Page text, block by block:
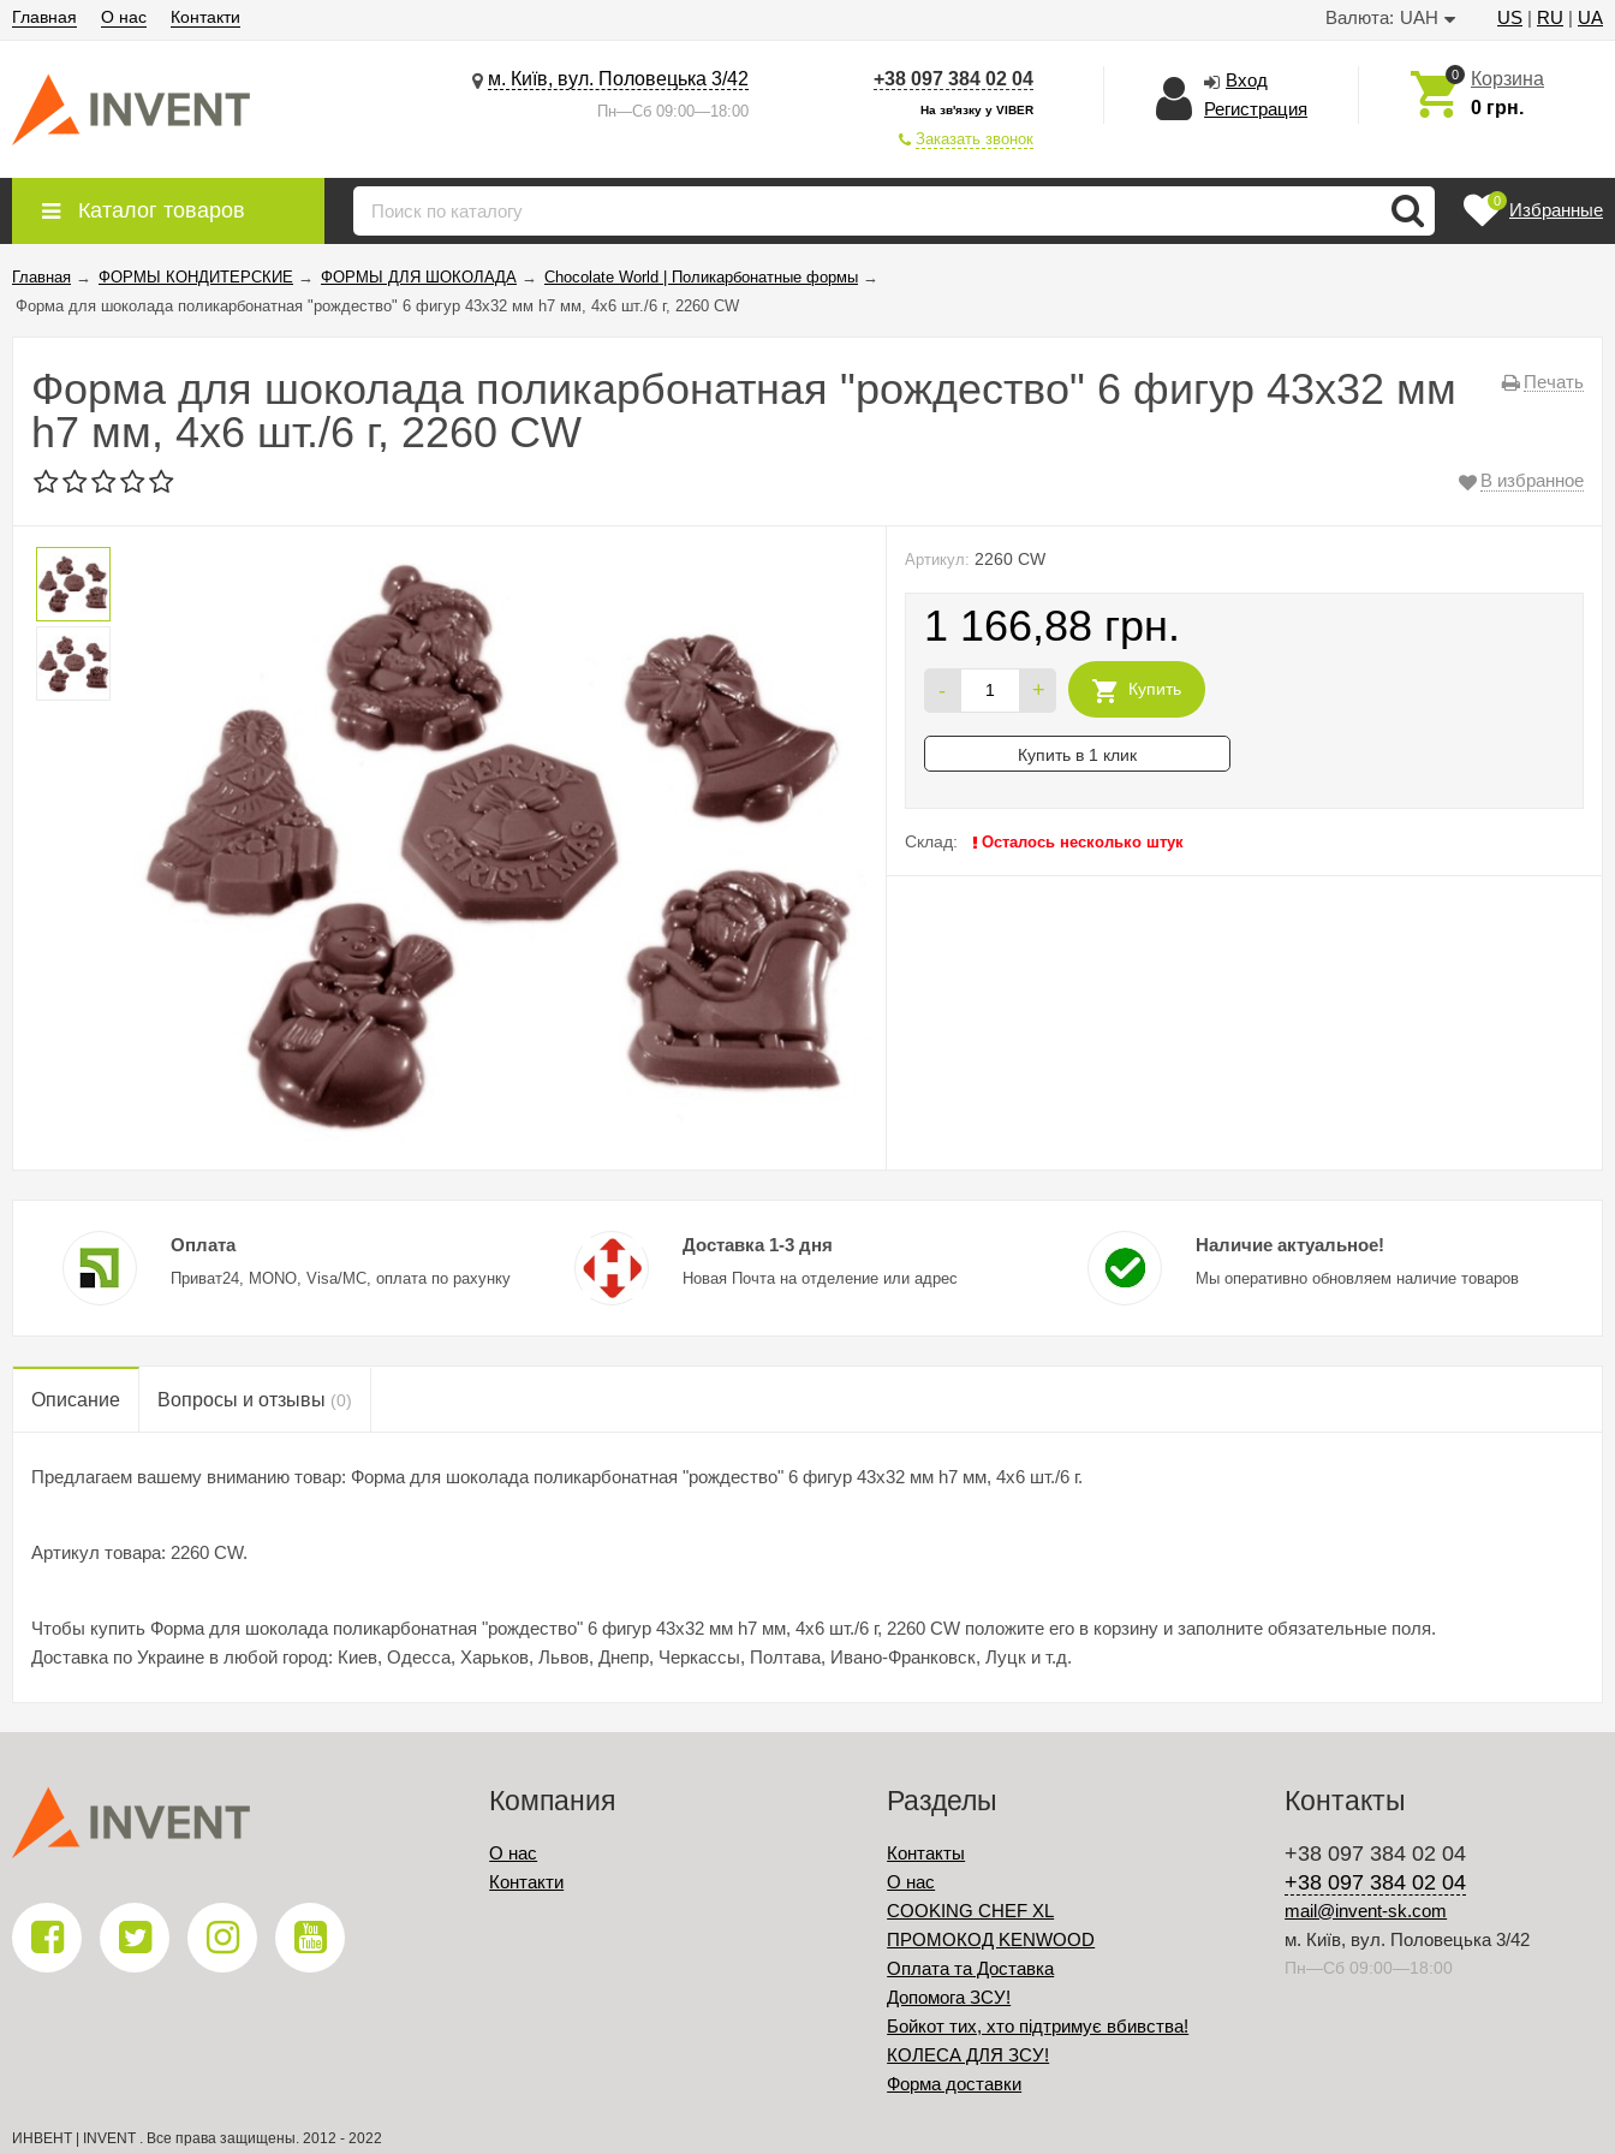
Валюта: UAH US | RU | UA
Главная О нас Контакти
м. Київ, вул. Половецька 3/42
Пн—Сб 09:00—18:00
+38 097 384 02 04
На зв'язку у VIBER
Заказать звонок
Вход
Регистрация
0
Корзина
0 грн.
Каталог товаров 0 Избранные
Главная → ФОРМЫ КОНДИТЕРСКИЕ → ФОРМЫ ДЛЯ ШОКОЛАДА → Chocolate World | Поликарбонатные формы →
Форма для шоколада поликарбонатная "рождество" 6 фигур 43х32 мм h7 мм, 4х6 шт./6 г, 2260 CW
Печать
Форма для шоколада поликарбонатная "рождество" 6 фигур 43х32 мм
h7 мм, 4х6 шт./6 г, 2260 CW
В избранное
Артикул: 2260 CW
1 166,88 грн.
- + Купить
Купить в 1 клик
Склад: Осталось несколько штук
Оплата
Приват24, MONO, Visa/MC, оплата по рахунку
Доставка 1-3 дня
Новая Почта на отделение или адрес
Наличие актуальное!
Мы оперативно обновляем наличие товаров
Описание Вопросы и отзывы (0)
Предлагаем вашему вниманию товар: Форма для шоколада поликарбонатная "рождество" 6 фигур 43х32 мм h7 мм, 4х6 шт./6 г.
Артикул товара: 2260 CW.
Чтобы купить Форма для шоколада поликарбонатная "рождество" 6 фигур 43х32 мм h7 мм, 4х6 шт./6 г, 2260 CW положите его в корзину и заполните обязательные поля.
Доставка по Украине в любой город: Киев, Одесса, Харьков, Львов, Днепр, Черкассы, Полтава, Ивано-Франковск, Луцк и т.д.
Компания
О нас
Контакти
Разделы
Контакты
О нас
COOKING CHEF XL
ПРОМОКОД KENWOOD
Оплата та Доставка
Допомога ЗСУ!
Бойкот тих, хто підтримує вбивства!
КОЛЕСА ДЛЯ ЗСУ!
Форма доставки
Контакты
+38 097 384 02 04
+38 097 384 02 04
mail@invent-sk.com
м. Київ, вул. Половецька 3/42
Пн—Сб 09:00—18:00
ИНВЕНТ | INVENT . Все права защищены. 2012 - 2022